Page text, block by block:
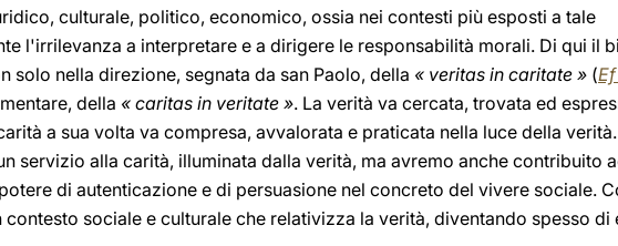
culturale, politico, economico, ossia nei contesti più esposti a tale
l'irrilevanza a interpretare e a dirigere le responsabilità morali. Di qui il
solo nella direzione, segnata da san Paolo, della « veritas in caritate » (Ef
della « caritas in veritate ». La verità va cercata, trovata ed
a sua volta va compresa, avvalorata e praticata nella luce della
servizio alla carità, illuminata dalla verità, ma avremo anche contribuito
di autenticazione e di persuasione nel concreto del vivere sociale.
sociale e culturale che relativizza la verità, diventando spesso di